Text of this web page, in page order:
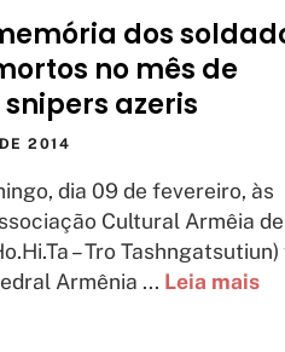
dos
no mês de
azeris
2014
dia 09 de fevereiro, às
Cultural Armêia
– Tro
Armênia ... Leia mais